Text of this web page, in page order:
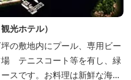
光ホテル）
の敷地内にプール、専用ビー
テニスコート等を有し、緑
スです。お料理は新鮮な海の